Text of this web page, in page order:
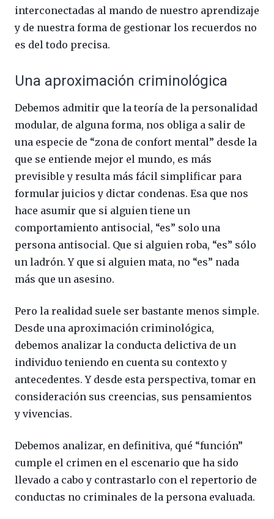
interconectadas al mando de nuestro aprendizaje
y de nuestra forma de gestionar los recuerdos no
es del todo precisa.
Una aproximación criminológica
Debemos admitir que la teoría de la personalidad
modular, de alguna forma, nos obliga a salir de
una especie de “zona de confort mental” desde la
que se entiende mejor el mundo, es más
previsible y resulta más fácil simplificar para
formular juicios y dictar condenas. Esa que nos
hace asumir que si alguien tiene un
comportamiento antisocial, “es” solo una
persona antisocial. Que si alguien roba, “es” sólo
un ladrón. Y que si alguien mata, no “es” nada
más que un asesino.
Pero la realidad suele ser bastante menos simple.
Desde una aproximación criminológica,
debemos analizar la conducta delictiva de un
individuo teniendo en cuenta su contexto y
antecedentes. Y desde esta perspectiva, tomar en
consideración sus creencias, sus pensamientos
y vivencias.
Debemos analizar, en definitiva, qué “función”
cumple el crimen en el escenario que ha sido
llevado a cabo y contrastarlo con el repertorio de
conductas no criminales de la persona evaluada.